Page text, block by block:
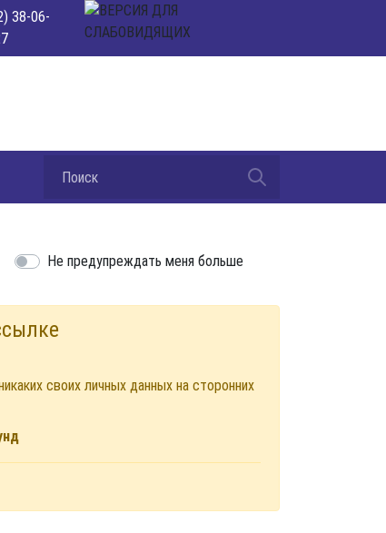
38-06-
Не предупреждать меня больше
своих личных данных на сторонних